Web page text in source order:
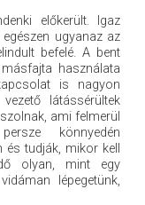
előkerült. Igaz
ugyanaz az
befelé. A bent
használata
is nagyon
látássérültek
ami felmerül
könnyedén
tudják, mikor kell
olyan, mint egy
lépegetünk,